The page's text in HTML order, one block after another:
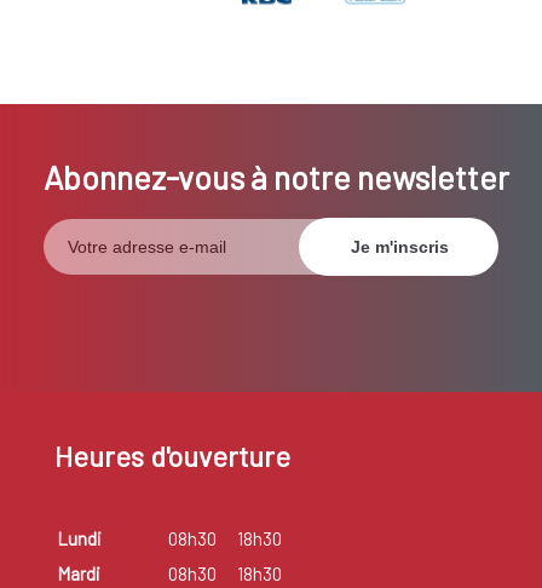
Abonnez-vous à notre newsletter
Heures d'ouverture
Lundi 08h30
18h30
Mardi
08h30
18h30